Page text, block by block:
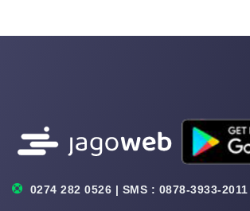
0274 282 0526 | SMS : 0878-3933-2011